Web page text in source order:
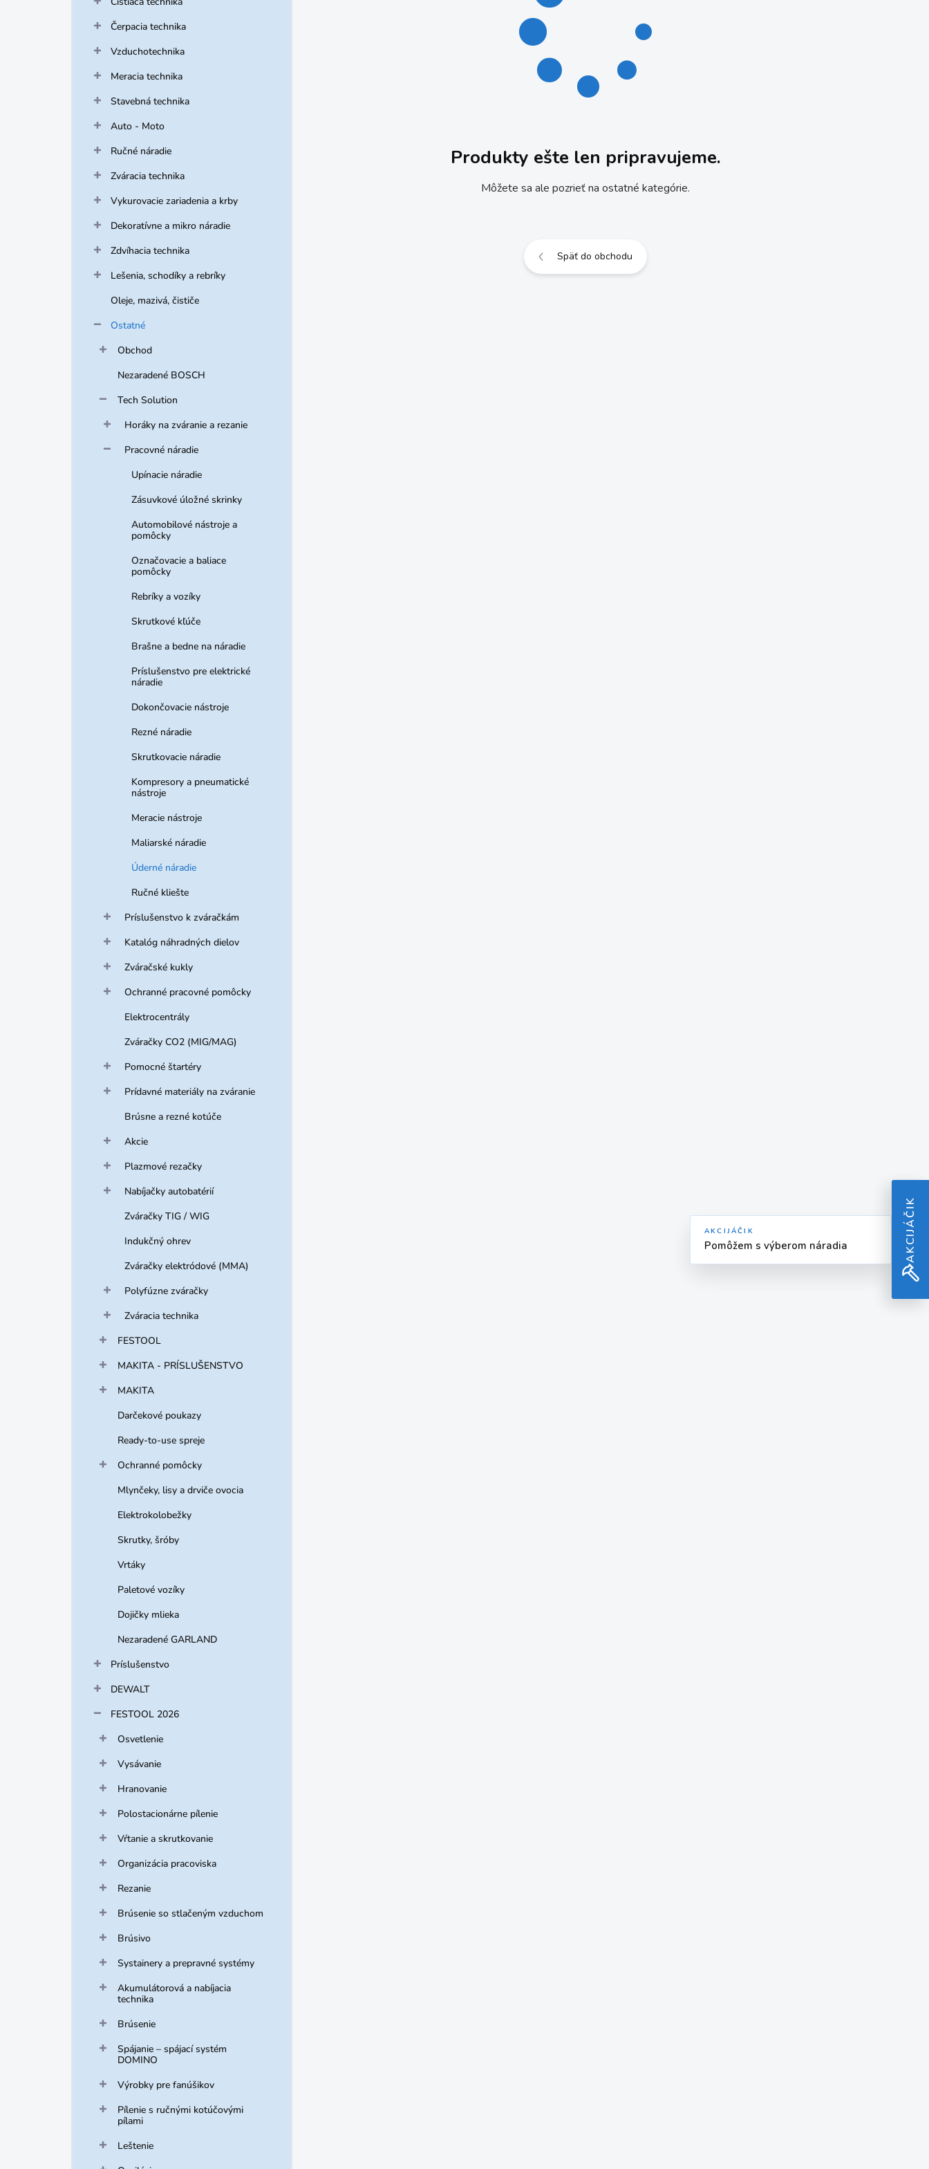
Čerpacia technika
Vzduchotechnika
Meracia technika
Stavebná technika
Auto - Moto
Ručné náradie
Zváracia technika
Vykurovacie zariadenia a krby
Dekoratívne a mikro náradie
Zdvíhacia technika
Lešenia, schodíky a rebríky
Oleje, mazivá, čističe
Ostatné
Obchod
Nezaradené BOSCH
Tech Solution
Horáky na zváranie a rezanie
Pracovné náradie
Upínacie náradie
Zásuvkové úložné skrinky
Automobilové nástroje a
pomôcky
Označovacie a baliace
pomôcky
Rebríky a vozíky
Skrutkové kľúče
Brašne a bedne na náradie
Príslušenstvo pre elektrické
náradie
Dokončovacie nástroje
Rezné náradie
Skrutkovacie náradie
Kompresory a pneumatické
nástroje
Meracie nástroje
Maliarské náradie
Úderné náradie
Ručné kliešte
Príslušenstvo k zváračkám
Katalóg náhradných dielov
Zváračské kukly
Ochranné pracovné pomôcky
Elektrocentrály
Zváračky CO2 (MIG/MAG)
Pomocné štartéry
Prídavné materiály na zváranie
Brúsne a rezné kotúče
Akcie
Plazmové rezačky
Nabíjačky autobatérií
Zváračky TIG / WIG
Indukčný ohrev
Zváračky elektródové (MMA)
Polyfúzne zváračky
Zváracia technika
FESTOOL
MAKITA - PRÍSLUŠENSTVO
MAKITA
Darčekové poukazy
Ready-to-use spreje
Ochranné pomôcky
Mlynčeky, lisy a drviče ovocia
Elektrokolobežky
Skrutky, šróby
Vrtáky
Paletové vozíky
Dojičky mlieka
Nezaradené GARLAND
Príslušenstvo
DEWALT
FESTOOL 2026
Osvetlenie
Vysávanie
Hranovanie
Polostacionárne pílenie
Vŕtanie a skrutkovanie
Organizácia pracoviska
Rezanie
Brúsenie so stlačeným vzduchom
Brúsivo
Systainery a prepravné systémy
Akumulátorová a nabíjacia
technika
Brúsenie
Spájanie – spájací systém
DOMINO
Výrobky pre fanúšikov
Pílenie s ručnými kotúčovými
pílami
Leštenie
Produkty ešte len pripravujeme.
Môžete sa ale pozrieť na ostatné kategórie.
Späť do obchodu
AKCIJÁČIK
Pomôžem s výberom náradia AKCIJÁČIK